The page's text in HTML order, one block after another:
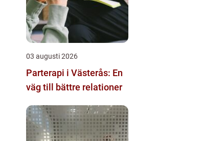
03 augusti 2026
Parterapi i Västerås: En
väg till bättre relationer